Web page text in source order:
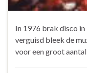
In 1976 brak disco
verguisd bleek de
voor een groot